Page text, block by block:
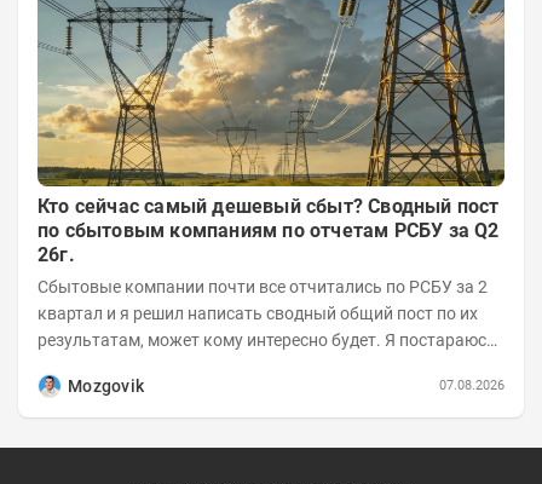
Кто сейчас самый дешевый сбыт? Сводный пост
по сбытовым компаниям по отчетам РСБУ за Q2
26г.
Сбытовые компании почти все отчитались по РСБУ за 2
квартал и я решил написать сводный общий пост по их
результатам, может кому интересно будет. Я постараюсь
Mozgovik
07.08.2026